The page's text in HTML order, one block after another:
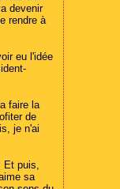
devenir
rendre à
eu l'idée
faire la
de
je n'ai
Et puis,
sa